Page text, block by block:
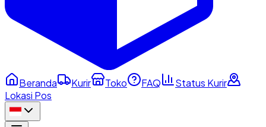
Beranda Kurir Toko FAQ
Status Kurir
Lokasi Pos